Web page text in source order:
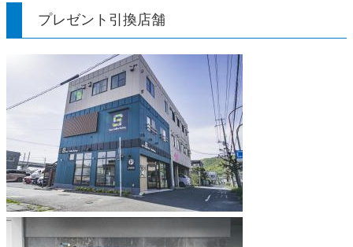
プレゼント引換店舗